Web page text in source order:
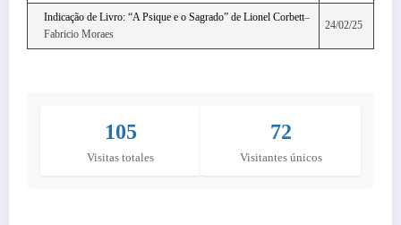
Indicação de Livro: “A Psique e o Sagrado” de Lionel Corbett–
Fabricio Moraes
24/02/25
105
Visitas totales
72
Visitantes únicos